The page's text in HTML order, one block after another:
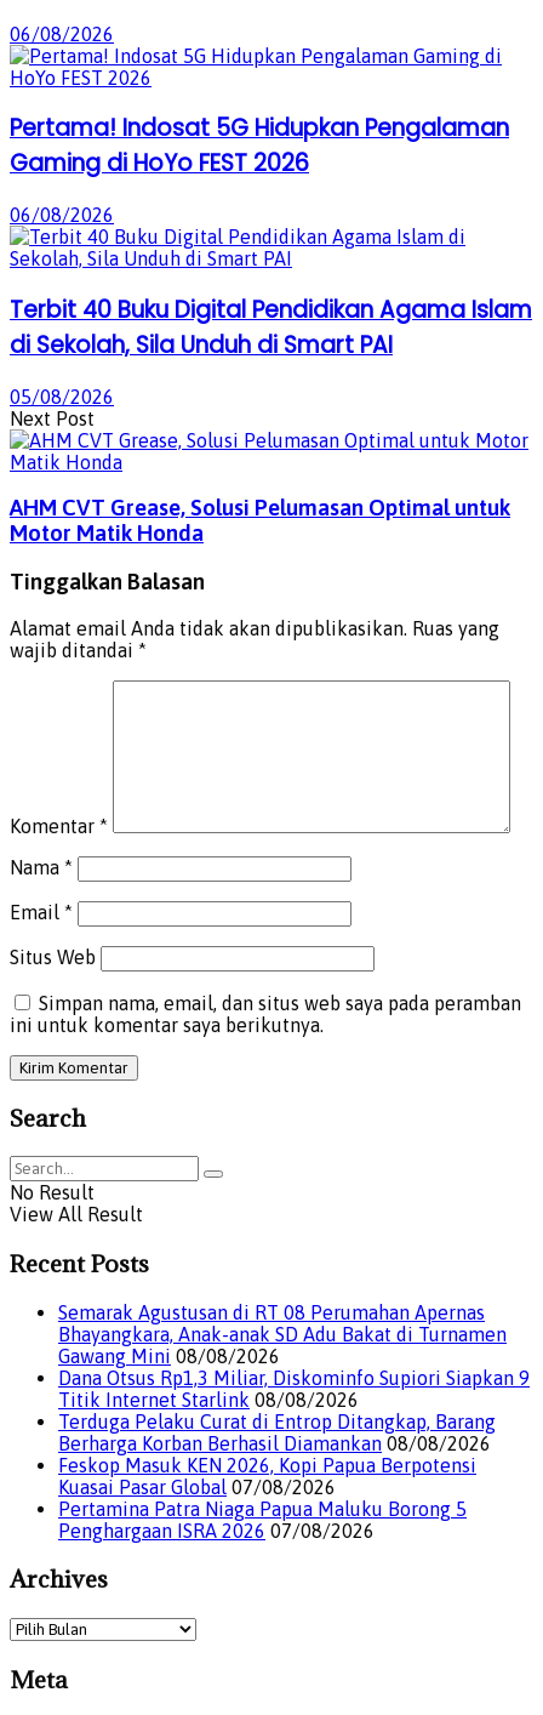
06/08/2026
Pertama! Indosat 5G Hidupkan Pengalaman
Gaming di HoYo FEST 2026
06/08/2026
Terbit 40 Buku Digital Pendidikan Agama Islam
di Sekolah, Sila Unduh di Smart PAI
05/08/2026
Next Post
AHM CVT Grease, Solusi Pelumasan Optimal untuk
Motor Matik Honda
Tinggalkan Balasan
Alamat email Anda tidak akan dipublikasikan. Ruas yang
wajib ditandai *
Komentar *
Nama *
Email *
Situs Web
Simpan nama, email, dan situs web saya pada peramban
ini untuk komentar saya berikutnya.
Search
No Result
View All Result
Recent Posts
Semarak Agustusan di RT 08 Perumahan Apernas
Bhayangkara, Anak-anak SD Adu Bakat di Turnamen
Gawang Mini 08/08/2026
Dana Otsus Rp1,3 Miliar, Diskominfo Supiori Siapkan 9
Titik Internet Starlink 08/08/2026
Terduga Pelaku Curat di Entrop Ditangkap, Barang
Berharga Korban Berhasil Diamankan 08/08/2026
Feskop Masuk KEN 2026, Kopi Papua Berpotensi
Kuasai Pasar Global 07/08/2026
Pertamina Patra Niaga Papua Maluku Borong 5
Penghargaan ISRA 2026 07/08/2026
Archives
Meta